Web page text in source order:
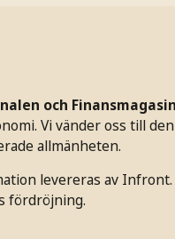
och
Vi vänder oss till den
allmänheten.
levereras av Infront.
fördröjning.